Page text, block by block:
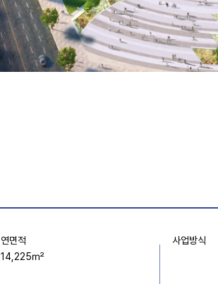
​연면적
14,225㎡
사업방식